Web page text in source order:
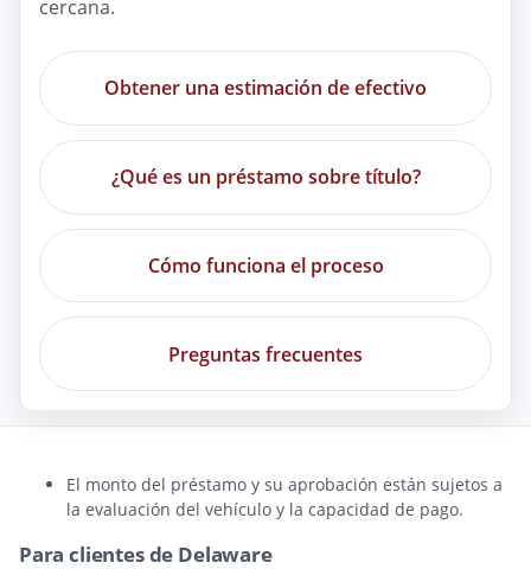
cercana.
Obtener una estimación de efectivo
¿Qué es un préstamo sobre título?
Cómo funciona el proceso
Preguntas frecuentes
El monto del préstamo y su aprobación están sujetos a
la evaluación del vehículo y la capacidad de pago.
Para clientes de Delaware